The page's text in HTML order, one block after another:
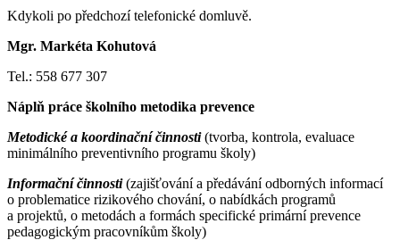
Kdykoli po předchozí telefonické domluvě.
Mgr. Markéta Kohutová
Tel.: 558 677 307
Náplň práce školního metodika prevence
Metodické a koordinační činnosti (tvorba, kontrola, evaluace
minimálního preventivního programu školy)
Informační činnosti(zajišťování a předávání odborných informací
o problematice rizikového chování, o nabídkách programů
a projektů, o metodách a formách specifické primární prevence
pedagogickým pracovníkům školy)